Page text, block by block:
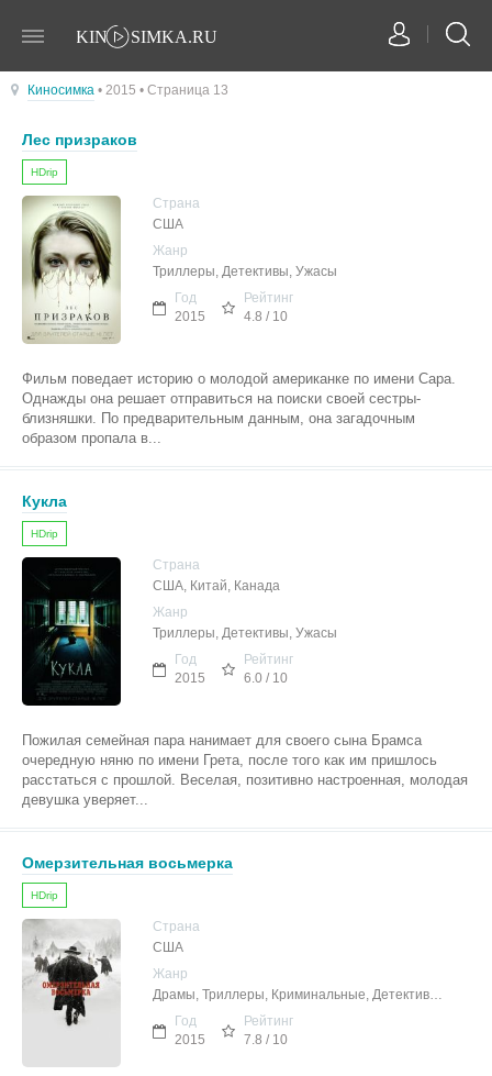
Киносимка • 2015 • Страница 13
Лес призраков
HDrip
Страна
США
Жанр
Триллеры, Детективы, Ужасы
Год
2015
Рейтинг
4.8 / 10
Фильм поведает историю о молодой американке по имени Сара.
Однажды она решает отправиться на поиски своей сестры-
близняшки. По предварительным данным, она загадочным
образом пропала в...
Кукла
HDrip
Страна
США, Китай, Канада
Жанр
Триллеры, Детективы, Ужасы
Год
2015
Рейтинг
6.0 / 10
Пожилая семейная пара нанимает для своего сына Брамса
очередную няню по имени Грета, после того как им пришлось
расстаться с прошлой. Веселая, позитивно настроенная, молодая
девушка уверяет...
Омерзительная восьмерка
HDrip
Страна
США
Жанр
Драмы, Триллеры, Криминальные, Детективы, Вестерны
Год
2015
Рейтинг
7.8 / 10